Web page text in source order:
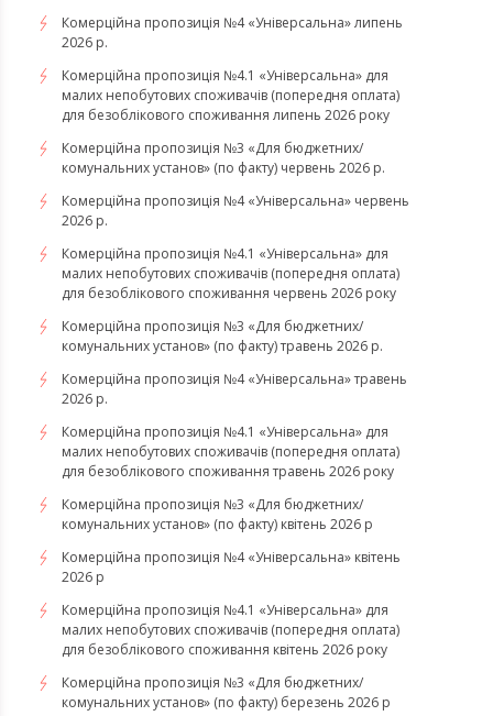
Комерційна пропозиція №4 «Універсальна» липень
2026 р.
Комерційна пропозиція №4.1 «Універсальна» для
малих непобутових споживачів (попередня оплата)
для безоблікового споживання липень 2026 року
Комерційна пропозиція №3 «Для бюджетних/
комунальних установ» (по факту) червень 2026 р.
Комерційна пропозиція №4 «Універсальна» червень
2026 р.
Комерційна пропозиція №4.1 «Універсальна» для
малих непобутових споживачів (попередня оплата)
для безоблікового споживання червень 2026 року
Комерційна пропозиція №3 «Для бюджетних/
комунальних установ» (по факту) травень 2026 р.
Комерційна пропозиція №4 «Універсальна» травень
2026 р.
Комерційна пропозиція №4.1 «Універсальна» для
малих непобутових споживачів (попередня оплата)
для безоблікового споживання травень 2026 року
Комерційна пропозиція №3 «Для бюджетних/
комунальних установ» (по факту) квітень 2026 р
Комерційна пропозиція №4 «Універсальна» квітень
2026 р
Комерційна пропозиція №4.1 «Універсальна» для
малих непобутових споживачів (попередня оплата)
для безоблікового споживання квітень 2026 року
Комерційна пропозиція №3 «Для бюджетних/
комунальних установ» (по факту) березень 2026 р